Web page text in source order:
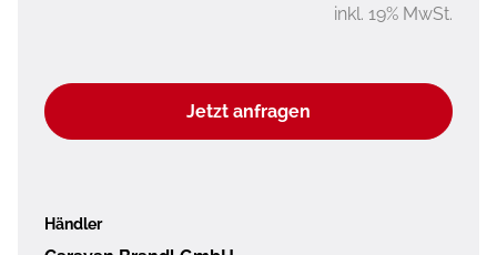
inkl. 19% MwSt.
Jetzt anfragen
Händler